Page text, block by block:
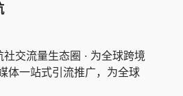
交流量生态圈 · 为全球跨境
体一站式引流推广，为全球